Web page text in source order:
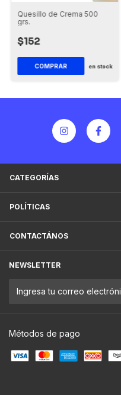
Quesillo de Crema 500
grs.
$152
en stock
CATEGORÍAS
POLÍTICAS
CONTACTÁNOS
NEWSLETTER
Métodos de pago